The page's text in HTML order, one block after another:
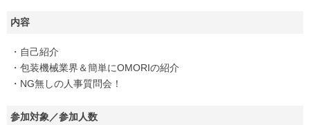
内容
・自己紹介
・包装機械業界＆簡単にOMORIの紹介
・NG無しの人事質問会！
参加対象／参加人数